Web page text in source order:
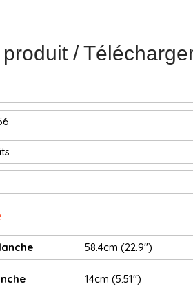
/
58.4cm (22.9")
14cm (5.51")